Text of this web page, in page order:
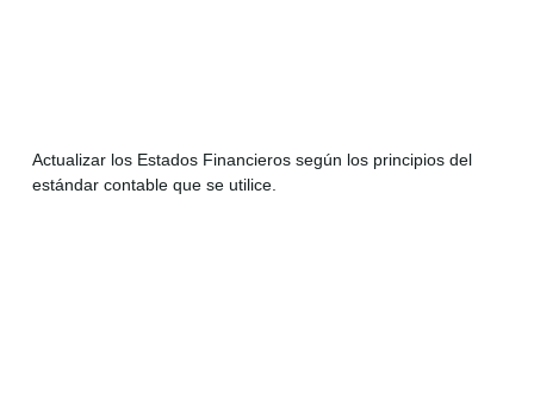
Actualizar los Estados Financieros según los principios del
estándar contable que se utilice.